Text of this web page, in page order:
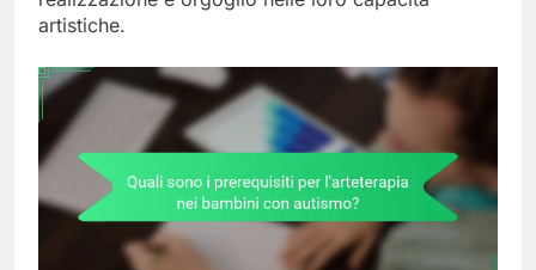
artistiche.